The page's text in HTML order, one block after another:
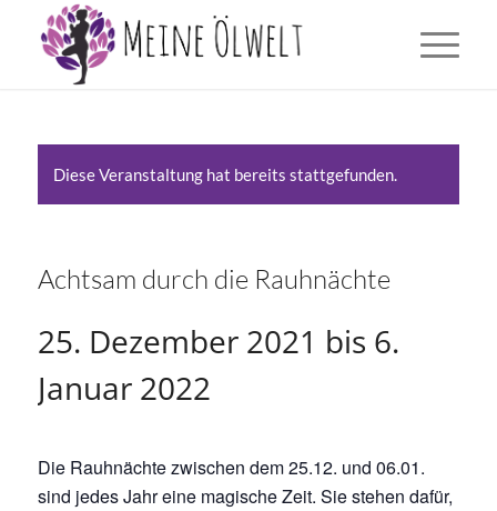
Diese Veranstaltung hat bereits stattgefunden.
Achtsam durch die Rauhnächte
25. Dezember 2021 bis 6.
Januar 2022
Die Rauhnächte zwischen dem 25.12. und 06.01.
sind jedes Jahr eine magische Zeit. Sie stehen dafür,